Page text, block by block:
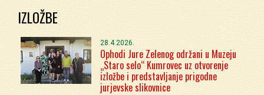
IZLOŽBE
28.4.2026.
Ophodi Jure Zelenog održani u Muzeju
„Staro selo“ Kumrovec uz otvorenje
izložbe i predstavljanje prigodne
jurjevske slikovnice